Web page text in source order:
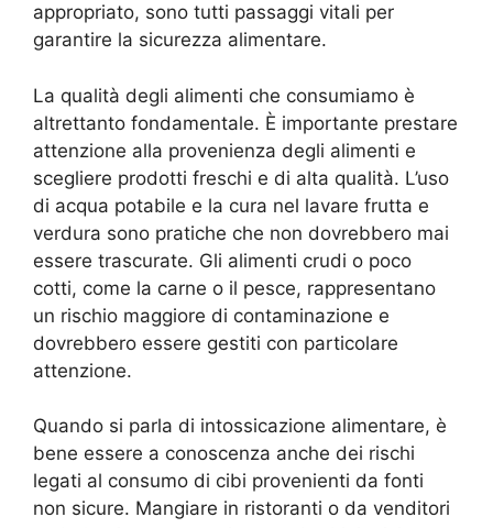
appropriato, sono tutti passaggi vitali per
garantire la sicurezza alimentare.
La qualità degli alimenti che consumiamo è
altrettanto fondamentale. È importante prestare
attenzione alla provenienza degli alimenti e
scegliere prodotti freschi e di alta qualità. L’uso
di acqua potabile e la cura nel lavare frutta e
verdura sono pratiche che non dovrebbero mai
essere trascurate. Gli alimenti crudi o poco
cotti, come la carne o il pesce, rappresentano
un rischio maggiore di contaminazione e
dovrebbero essere gestiti con particolare
attenzione.
Quando si parla di intossicazione alimentare, è
bene essere a conoscenza anche dei rischi
legati al consumo di cibi provenienti da fonti
non sicure. Mangiare in ristoranti o da venditori